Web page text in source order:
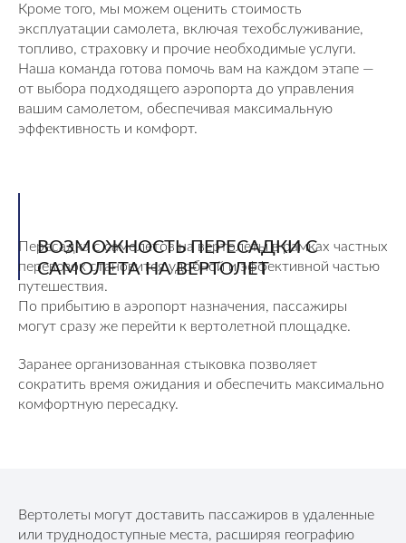
Кроме того, мы можем оценить стоимость
эксплуатации самолета, включая техобслуживание,
топливо, страховку и прочие необходимые услуги.
Наша команда готова помочь вам на каждом этапе —
от выбора подходящего аэропорта до управления
вашим самолетом, обеспечивая максимальную
эффективность и комфорт.
ВОЗМОЖНОСТЬ ПЕРЕСАДКИ С
САМОЛЕТА НА ВЕРТОЛЕТ
Пересадка с самолетов на вертолеты в рамках частных
перевозок становится удобной и эффективной частью
путешествия.
По прибытию в аэропорт назначения, пассажиры
могут сразу же перейти к вертолетной площадке.
Заранее организованная стыковка позволяет
сократить время ожидания и обеспечить максимально
комфортную пересадку.
Вертолеты могут доставить пассажиров в удаленные
или труднодоступные места, расширяя географию